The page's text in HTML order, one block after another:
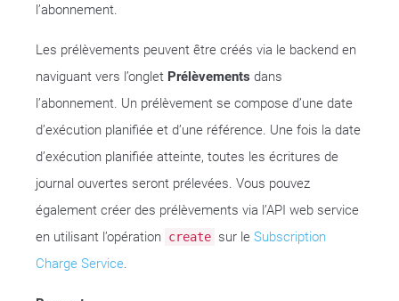
l’abonnement.
Les prélèvements peuvent être créés via le backend en
naviguant vers l’onglet Prélèvements dans
l’abonnement. Un prélèvement se compose d’une date
d’exécution planifiée et d’une référence. Une fois la date
d’exécution planifiée atteinte, toutes les écritures de
journal ouvertes seront prélevées. Vous pouvez
également créer des prélèvements via l’API web service
en utilisant l’opération create sur le Subscription
Charge Service.